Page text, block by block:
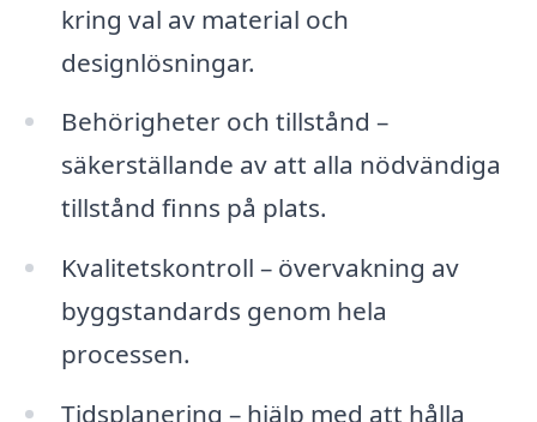
kring val av material och
designlösningar.
Behörigheter och tillstånd –
säkerställande av att alla nödvändiga
tillstånd finns på plats.
Kvalitetskontroll – övervakning av
byggstandards genom hela
processen.
Tidsplanering – hjälp med att hålla